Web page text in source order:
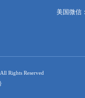
美国微信
Rights Reserved